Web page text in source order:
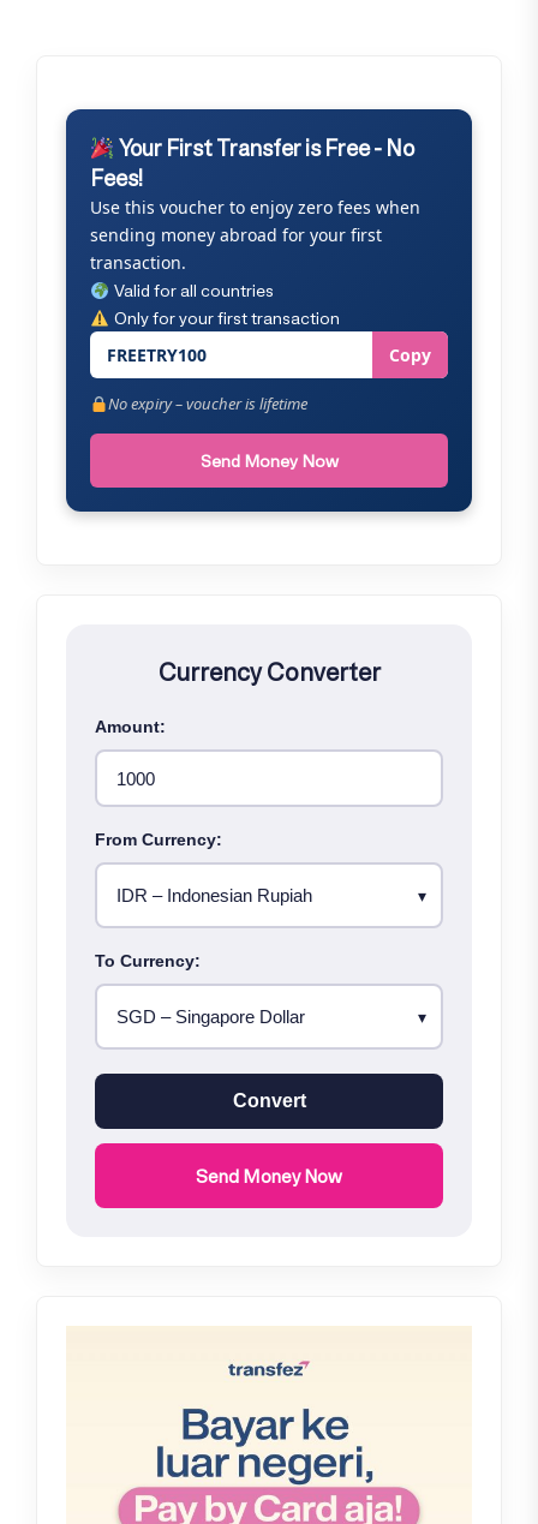
Your First Transfer is Free - No
Fees!
Use this voucher to enjoy zero fees when
sending money abroad for your first
transaction.
Valid for all countries
Only for your first transaction
FREETRY100 Copy
No expiry – voucher is lifetime
Send Money Now
Currency Converter
Amount:
From Currency:
To Currency:
Convert
Send Money Now